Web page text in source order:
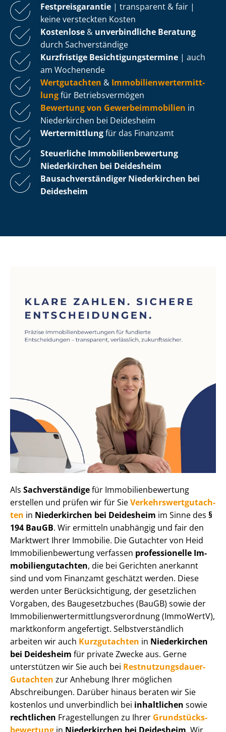
Fest­preis­ga­ran­tie | transparent & fair |
keine versteckten Kosten
Kostenlose & unverbindliche Beratung
durch Sachverständige
Kurzfristige Be­sich­ti­gungs­ter­mi­ne | auch
am Wochenende
Wertgutachten & Im­mo­bi­li­en­wert­ermitt­
lungfür Be­triebs­ver­mö­gen
Bewertung von Ge­wer­be­im­mo­bi­li­en in
Niederkirchen bei Deidesheim
Wertermittlungfür das Finanzamt
Steuerliche Im­mo­bi­li­en­be­wer­tung
Niederkirchen bei Deidesheim
Bau­sach­ver­stän­di­ger Niederkirchen bei
Deidesheim
Als Sachverständigefür Im­mo­bi­li­en­be­wer­tung
erstellen und prüfen wir für SieVer­kehrs­wert­gut­ach­
ten in Niederkirchen bei Deidesheim im Sinne des §
194 BauGB. Wir ermitteln unabhängig und fair den
Marktwert Ihrer Immobilie. Die Gutachter von Heid
Im­mo­bi­li­en­be­wer­tung verfassen professionelle Im­
mo­bi­li­en­gut­ach­ten, die bei Gerichten anerkannt
sind und vom Finanzamt geschätzt werden. Diese
werden unter Be­rück­sich­ti­gung, der gesetzlichen
Vorgaben, des Baugesetzbuches (BauGB) sowie der
Im­mo­bi­li­en­wert­ermitt­lungs­ver­ord­nung (ImmoWertV),
marktkonform angefertigt. Selbst­ver­ständ­lich
arbeiten wir auch Kurzgutachten in Niederkirchen
bei Deidesheim für private Zwecke aus. Gerne
unterstützen wir Sie auch bei Rest­nut­zungs­dau­er-
Gutachten zur Anhebung Ihrer möglichen
Abschreibungen. Darüber hinaus beraten wir Sie
kostenlos und unverbindlich bei inhaltlichen sowie
rechtlichen Fragestellungen zu Ihrer Grund­stücks­